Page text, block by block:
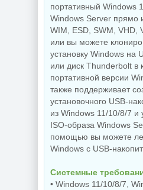
Бэкап системы
Hasleo Backup
Suite 5.9.2.1
NEW
портативный Windows
Windows Server прямо
WIM, ESD, SWM, VHD,
или вы можете
установку Windows на
или диск Thunderbolt в
портативной версии
также поддерживает
установочного USB-
из Windows 11/10/8/7 и
ISO-образа Windows
помощью вы можете
Windows с USB-
Системные
• Windows 11/10/8/7,